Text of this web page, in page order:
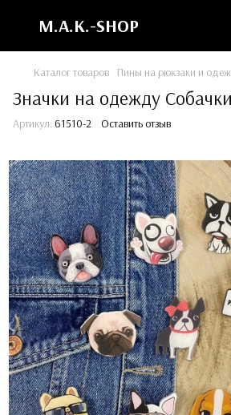
M.A.K.-SHOP
Каталог товаров Пины на рюкзаки и
Значки на одежду Собачки
Артикул: 61510-2 Оставить отзыв